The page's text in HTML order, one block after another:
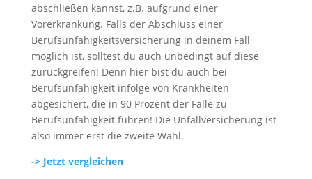
abschließen kannst, z.B. aufgrund einer
Vorerkrankung. Falls der Abschluss einer
Berufsunfähigkeitsversicherung in deinem Fall
möglich ist, solltest du auch unbedingt auf diese
zurückgreifen! Denn hier bist du auch bei
Berufsunfähigkeit infolge von Krankheiten
abgesichert, die in 90 Prozent der Fälle zu
Berufsunfähigkeit führen! Die Unfallversicherung ist
also immer erst die zweite Wahl.
-> Jetzt vergleichen